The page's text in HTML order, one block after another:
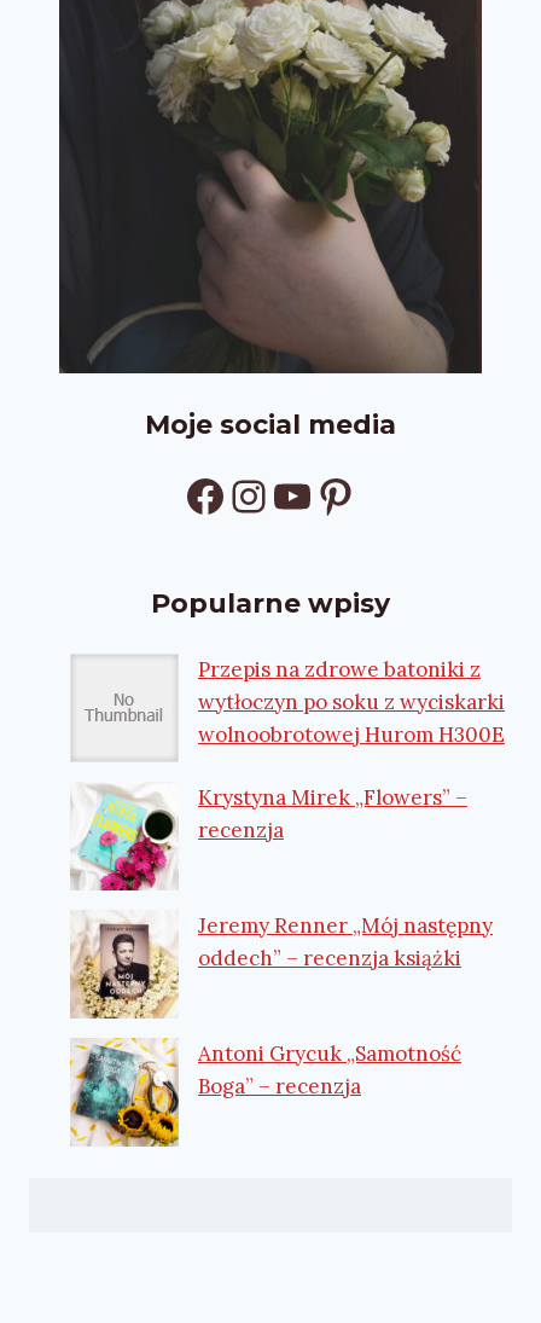
Moje social media
Facebook
Instagram
YouTube
Pinterest
Popularne wpisy
Przepis na zdrowe batoniki z
wytłoczyn po soku z wyciskarki
wolnoobrotowej Hurom H300E
Krystyna Mirek „Flowers” –
recenzja
Jeremy Renner „Mój następny
oddech” – recenzja książki
Antoni Grycuk „Samotność
Boga” – recenzja